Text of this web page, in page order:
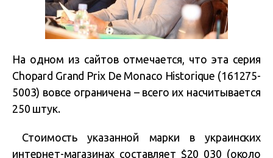
На одном из сайтов отмечается, что эта серия
Chopard Grand Prix De Monaco Historique (161275-
5003) вовсе ограничена – всего их насчитывается
250 штук.
Стоимость указанной марки в украинских
интернет-магазинах составляет $20 030 (около